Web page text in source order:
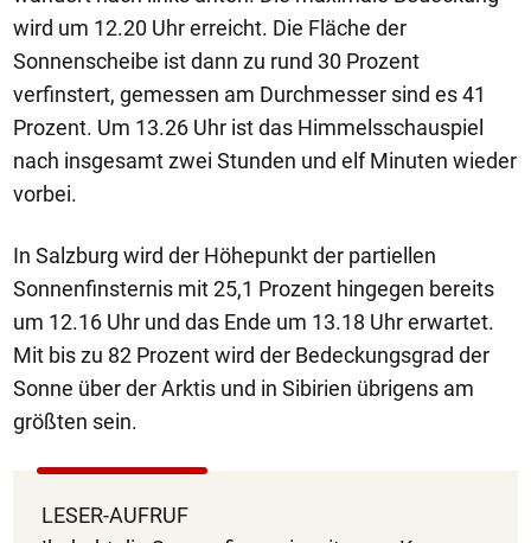
wird um 12.20 Uhr erreicht. Die Fläche der
Sonnenscheibe ist dann zu rund 30 Prozent
verfinstert, gemessen am Durchmesser sind es 41
Prozent. Um 13.26 Uhr ist das Himmelsschauspiel
nach insgesamt zwei Stunden und elf Minuten wieder
vorbei.
In Salzburg wird der Höhepunkt der partiellen
Sonnenfinsternis mit 25,1 Prozent hingegen bereits
um 12.16 Uhr und das Ende um 13.18 Uhr erwartet.
Mit bis zu 82 Prozent wird der Bedeckungsgrad der
Sonne über der Arktis und in Sibirien übrigens am
größten sein.
LESER-AUFRUF